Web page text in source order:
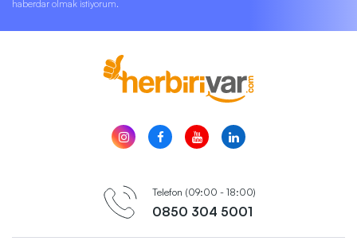
haberdar olmak istiyorum.
Telefon (09:00 - 18:00)
0850 304 5001